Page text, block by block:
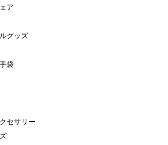
ア
グッズ
袋
セサリー